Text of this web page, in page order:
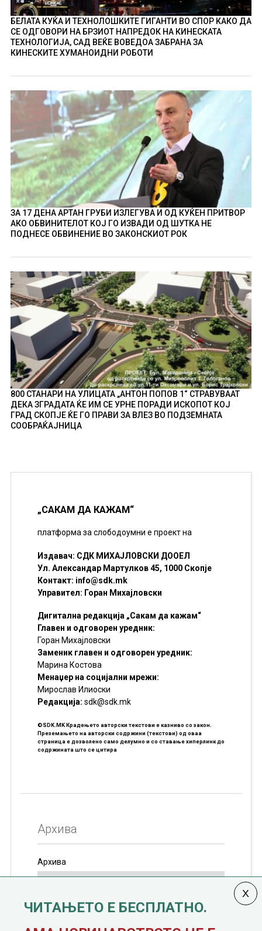
БЕЛАТА КУЌА И ТЕХНОЛОШКИТЕ ГИГАНТИ ВО СПОР КАКО ДА
СЕ ОДГОВОРИ НА БРЗИОТ НАПРЕДОК НА КИНЕСКАТА
ТЕХНОЛОГИЈА, САД ВЕЌЕ ВОВЕДОА ЗАБРАНА ЗА
КИНЕСКИТЕ ХУМАНОИДНИ РОБОТИ
ЗА 17 ДЕНА АРТАН ГРУБИ ИЗЛЕГУВА И ОД КУЌЕН ПРИТВОР
АКО ОБВИНИТЕЛОТ КОЈ ГО ИЗВАДИ ОД ШУТКА НЕ
ПОДНЕСЕ ОБВИНЕНИЕ ВО ЗАКОНСКИОТ РОК
800 СТАНАРИ НА УЛИЦАТА „АНТОН ПОПОВ 1“ СТРАВУВААТ
ДЕКА ЗГРАДАТА ЌЕ ИМ СЕ УРНЕ ПОРАДИ ИСКОПОТ КОЈ
ГРАД СКОПЈЕ ЌЕ ГО ПРАВИ ЗА ВЛЕЗ ВО ПОДЗЕМНАТА
СООБРАЌАЈНИЦА
„САКАМ ДА КАЖАМ“
платформа за слободоумни е проект на
Издавач: СДК МИХАЈЛОВСКИ ДООЕЛ
Ул. Александар Мартулков 45, 1000 Скопје
Контакт: info@sdk.mk
Управител: Горан Михајловски
Дигитална редакција „Сакам да кажам“
Главен и одговорен уредник:
Горан Михајловски
Заменик главен и одговорен уредник:
Марина Костова
Менаџер на социјални мрежи:
Мирослав Илиоски
Редакцијa: sdk@sdk.mk
©SDK.MK Крадењето авторски текстови е казниво со закон.
Преземањето на авторски содржини (текстови) од оваа
страница е дозволено само делумно и со ставање хиперлинк до
содржината што се цитира
Архива
Архива
ЧИТАЊЕТО Е БЕСПЛАТНО.